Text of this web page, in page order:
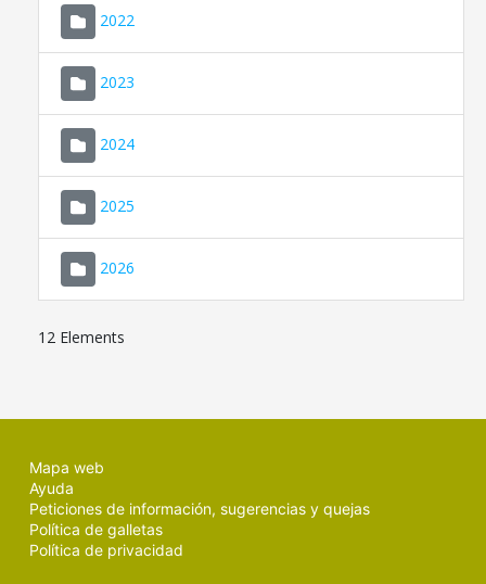
2022
2023
2024
2025
2026
12 Elements
Mapa web
Ayuda
Peticiones de información, sugerencias y quejas
Política de galletas
Política de privacidad